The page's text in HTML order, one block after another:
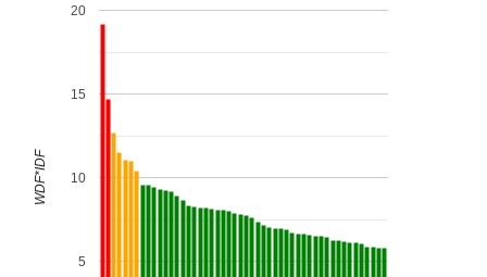
5
10
15
20
WDF*IDF